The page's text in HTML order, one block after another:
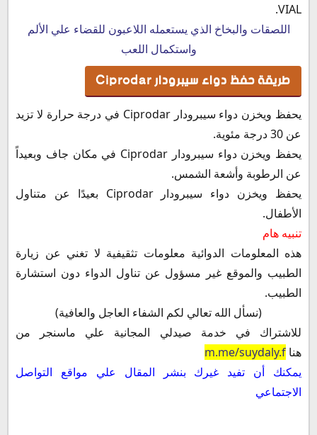
VIAL.
اللصقات والبخاخ الذي يستعمله اللاعبون للقضاء علي الألم
واستكمال اللعب
طريقة حفظ دواء سيبرودار Ciprodar
يحفظ ويخزن دواء سيبرودار Ciprodar في درجة حرارة لا تزيد
عن 30 درجة مئوية.
يحفظ ويخزن دواء سيبرودار Ciprodar في مكان جاف وبعيداً
عن الرطوبة وأشعة الشمس.
يحفظ ويخزن دواء سيبرودار Ciprodar بعيدًا عن متناول
الأطفال.
تنبيه هام
هذه المعلومات الدوائية معلومات تثقيفية لا تغني عن زيارة
الطبيب والموقع غير مسؤول عن تناول الدواء دون استشارة
الطبيب.
(نسأل الله تعالي لكم الشفاء العاجل والعافية)
للاشتراك في خدمة صيدلي المجانية علي ماسنجر من
هنا m.me/suydaly.f
يمكنك أن تفيد غيرك بنشر المقال علي مواقع التواصل
الاجتماعي